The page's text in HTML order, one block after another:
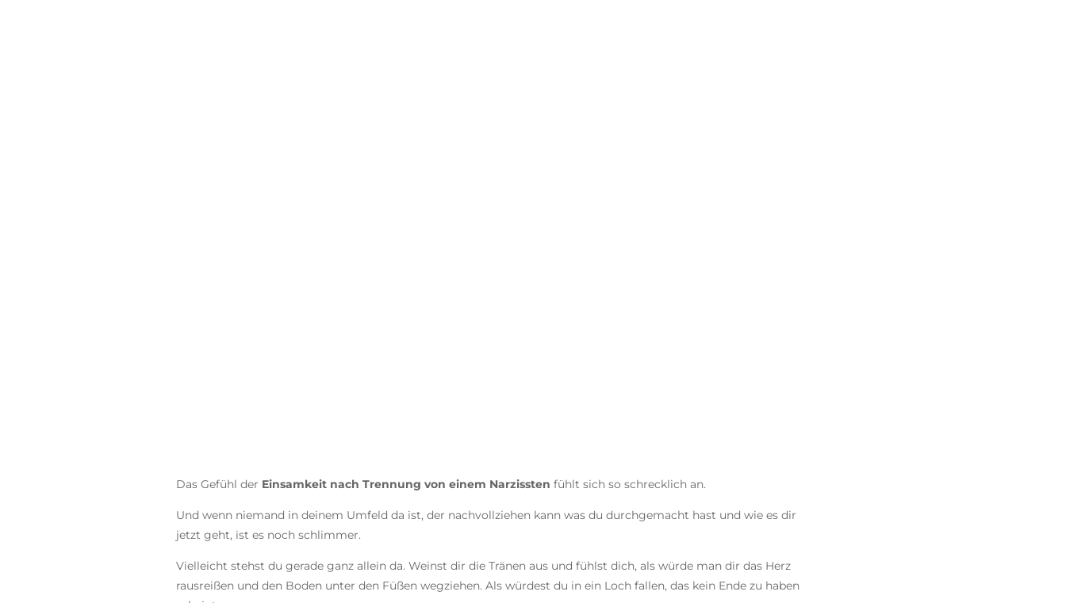
Das Gefühl der Einsamkeit nach Trennung von einem Narzissten fühlt sich so schrecklich an.
Und wenn niemand in deinem Umfeld da ist, der nachvollziehen kann was du durchgemacht hast und wie es dir
jetzt geht, ist es noch schlimmer.
Vielleicht stehst du gerade ganz allein da. Weinst dir die Tränen aus und fühlst dich, als würde man dir das Herz
rausreißen und den Boden unter den Füßen wegziehen. Als würdest du in ein Loch fallen, das kein Ende zu haben